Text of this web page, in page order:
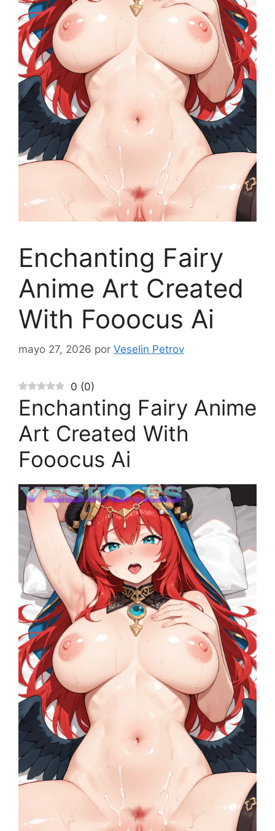
Enchanting Fairy
Anime Art Created
With Fooocus Ai
mayo 27, 2026 por Veselin Petrov
0 (0)
Enchanting Fairy Anime
Art Created With
Fooocus Ai